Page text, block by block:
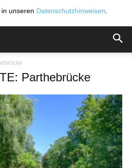
unseren Datenschutzhinweisen
Parthebrücke